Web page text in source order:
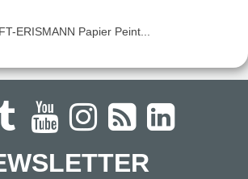
ERISMANN Papier Peint...